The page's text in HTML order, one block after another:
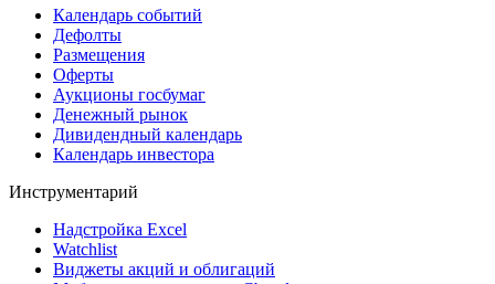
Дивидендный календарь
Календарь
Календарь событий
Дефолты
Размещения
Оферты
Денежный рынок
Календарь инвестора
Инструментарий